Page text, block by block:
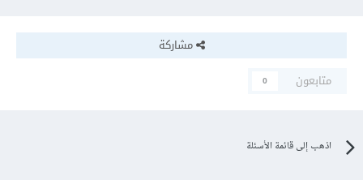
مشاركة
متابعون
0
اذهب إلى قائمة الأسئلة